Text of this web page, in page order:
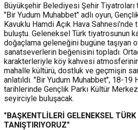
Büyükşehir Belediyesi Şehir Tiyatroları
"Bir Yudum Muhabbet" adlı oyun,
Kavuklu Hamdi Açık Hava
buluştu. Geleneksel Türk tiyatrosunun
doğaçlama geleneğini bugüne taşıyan
sanatseverlerin beğenisini topladı.
karakterleriyle köy kahvesi atmosferinin
mahalle kültürü, dostluk ve geçmişin
anlatıldı. "Bir Yudum Muhabbet", 18-19
tarihlerinde Gençlik Parkı Kültür
seyirciyle buluşacak.
"BAŞKENTLİLERİ GELENEKSEL
TANIŞTIRIYORUZ"